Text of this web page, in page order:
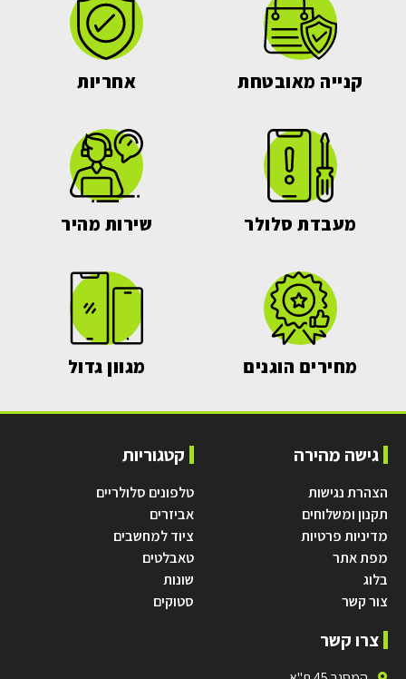
קנייה מאובטחת אחריות
מעבדת סלולר שירות מהיר
מחירים הוגנים מגוון גדול
גישה מהירה
הצהרת נגישות
תקנון ומשלוחים
מדיניות פרטיות
מפת אתר
בלוג
צור קשר
קטגוריות
טלפונים סלולריים
אביזרים
ציוד למחשבים
טאבלטים
שונות
סטוקים
צרו קשר